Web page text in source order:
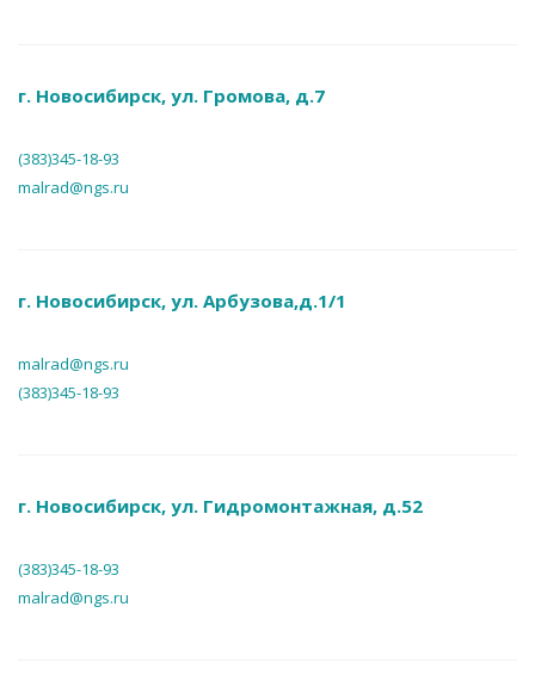
г. Новосибирск, ул. Громова, д.7
(383)345-18-93
malrad@ngs.ru
г. Новосибирск, ул. Арбузова,д.1/1
malrad@ngs.ru
(383)345-18-93
г. Новосибирск, ул. Гидромонтажная, д.52
(383)345-18-93
malrad@ngs.ru